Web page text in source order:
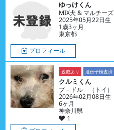
ゆっけくん
MIX犬 & マルチーズ
2025年05月22日生
1歳3ヶ月
東京都
プロフィール
親戚あり 遺伝子検査済
クルミくん
プ－ドル （トイ）
2026年02月08日生
6ヶ月
神奈川県
1